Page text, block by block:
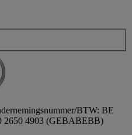
BTW: BE
2650 4903 (GEBABEBB)